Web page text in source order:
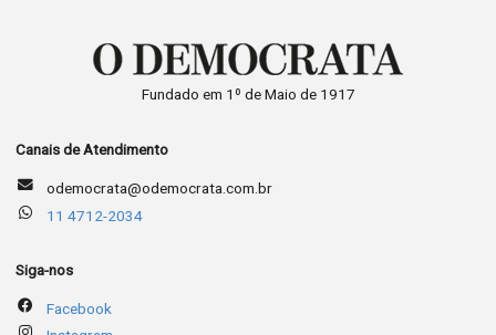
Fundado em 1º de Maio de 1917
Canais de Atendimento
odemocrata@odemocrata.com.br
11 4712-2034
Siga-nos
Facebook